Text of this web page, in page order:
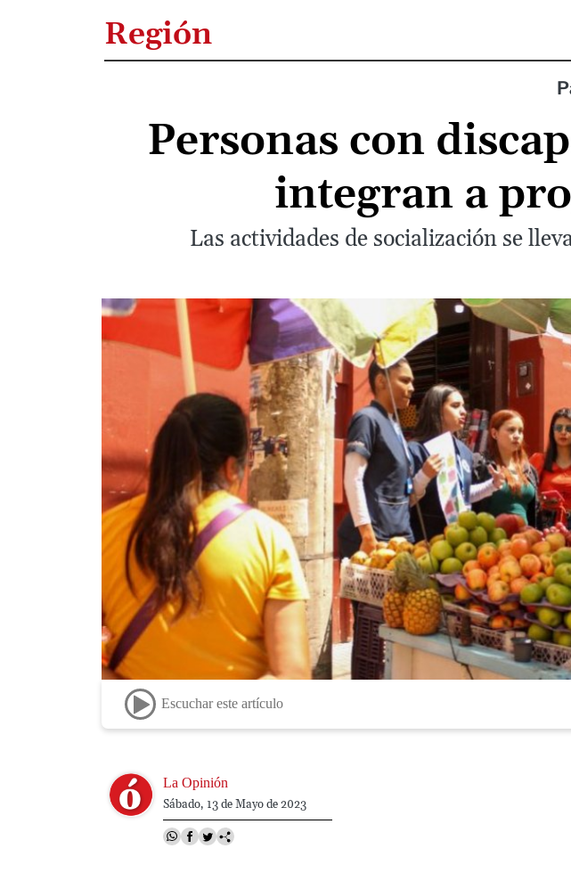
Región
Personas con
integran a
Las actividades de socialización se
Escuchar este artículo
Image La Opinión
Sábado, 13 de Mayo de 2023